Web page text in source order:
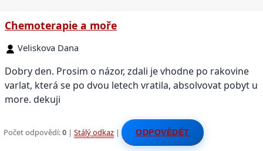
Chemoterapie a moře
Veliskova Dana
Dobry den. Prosim o názor, zdali je vhodne po rakovine
varlat, která se po dvou letech vratila, absolvovat pobyt u
more. dekuji
Počet odpovědí:0 |Stálý odkaz | ODPOVĚDĚT